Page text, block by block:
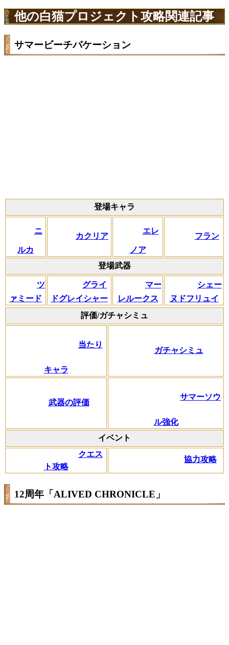
他の白猫プロジェクト攻略関連記事
サマービーチバケーション
登場キャラ
ニ
ルカ
カクリア
エレ
ノア
フラン
登場武器
ツ
ァミード
グライ
ドグレイシャー
マー
レルークス
シェー
ヌドフリュイ
評価/ガチャシミュ
当たり
キャラ
ガチャシミュ
武器の評価
サマーソウ
ル強化
イベント
クエス
ト攻略
協力攻略
12周年「ALIVED CHRONICLE」